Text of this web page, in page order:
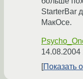
StarterBar
МакОсе.
14.08.2004
Показать